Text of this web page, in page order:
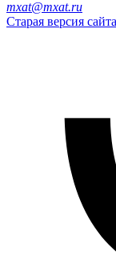
mxat@mxat.ru
Старая версия сайта